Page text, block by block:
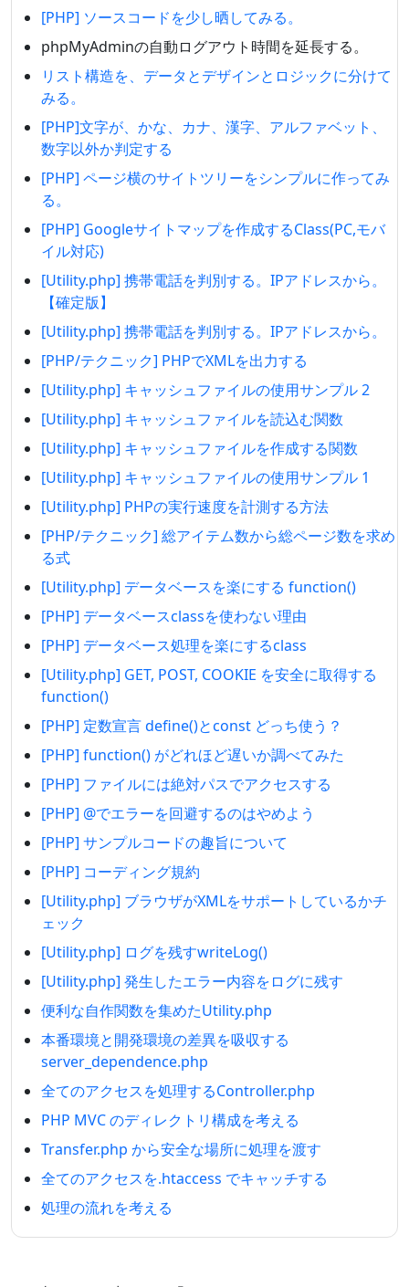
[PHP] ソースコードを少し晒してみる。
phpMyAdminの自動ログアウト時間を延長する。
リスト構造を、データとデザインとロジックに分けて
みる。
[PHP]文字が、かな、カナ、漢字、アルファベット、
数字以外か判定する
[PHP] ページ横のサイトツリーをシンプルに作ってみ
る。
[PHP] Googleサイトマップを作成するClass(PC,モバ
イル対応)
[Utility.php] 携帯電話を判別する。IPアドレスから。
【確定版】
[Utility.php] 携帯電話を判別する。IPアドレスから。
[PHP/テクニック] PHPでXMLを出力する
[Utility.php] キャッシュファイルの使用サンプル 2
[Utility.php] キャッシュファイルを読込む関数
[Utility.php] キャッシュファイルを作成する関数
[Utility.php] キャッシュファイルの使用サンプル 1
[Utility.php] PHPの実行速度を計測する方法
[PHP/テクニック] 総アイテム数から総ページ数を求め
る式
[Utility.php] データベースを楽にする function()
[PHP] データベースclassを使わない理由
[PHP] データベース処理を楽にするclass
[Utility.php] GET, POST, COOKIE を安全に取得する
function()
[PHP] 定数宣言 define()とconst どっち使う？
[PHP] function() がどれほど遅いか調べてみた
[PHP] ファイルには絶対パスでアクセスする
[PHP] @でエラーを回避するのはやめよう
[PHP] サンプルコードの趣旨について
[PHP] コーディング規約
[Utility.php] ブラウザがXMLをサポートしているかチ
ェック
[Utility.php] ログを残すwriteLog()
[Utility.php] 発生したエラー内容をログに残す
便利な自作関数を集めたUtility.php
本番環境と開発環境の差異を吸収する
server_dependence.php
全てのアクセスを処理するController.php
PHP MVC のディレクトリ構成を考える
Transfer.php から安全な場所に処理を渡す
全てのアクセスを.htaccess でキャッチする
処理の流れを考える